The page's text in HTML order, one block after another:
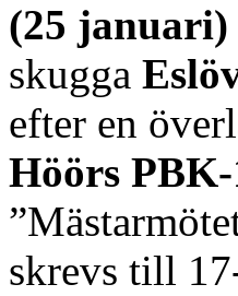
(25
skugga
efter en
Höörs PBK-
skrevs till